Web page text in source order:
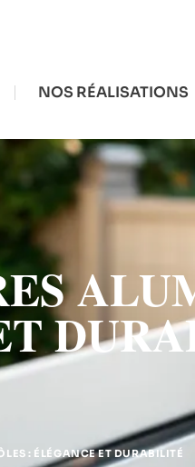
NOS RÉALISATIONS
: ÉLÉGANCE ET DURABILITÉ